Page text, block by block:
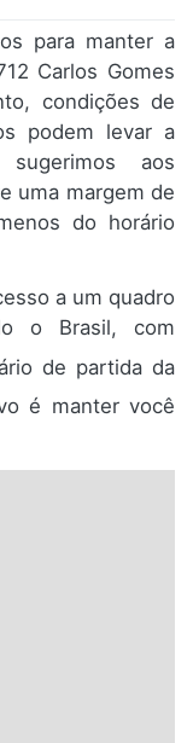
para manter a
Carlos Gomes
condições de
podem levar a
sugerimos aos
uma margem de
do horário
a um quadro
o Brasil, com
de partida da
é manter você